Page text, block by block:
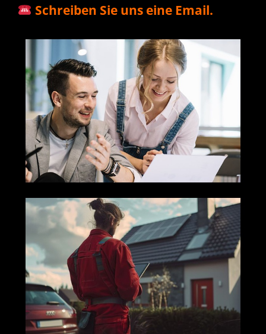
Schreiben Sie uns eine Email.